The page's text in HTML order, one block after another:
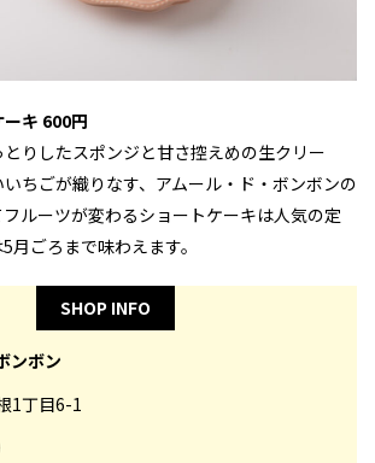
キ 600円
りしたスポンジと甘さ控えめの生クリー
ちごが織りなす、アムール・ド・ボンボンの
ルーツが変わるショートケーキは人気の定
月ごろまで味わえます。
SHOP INFO
ンボン
1丁目6-1